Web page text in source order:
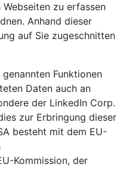
zu erfassen
Anhand dieser
auf Sie zugeschnitten
Funktionen
Daten auch an
der LinkedIn Corp.
zur Erbringung dieser
besteht mit dem EU-
Kommission, der